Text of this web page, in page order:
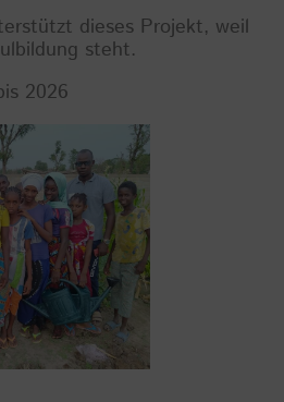
dieses Projekt, weil
steht.
2026